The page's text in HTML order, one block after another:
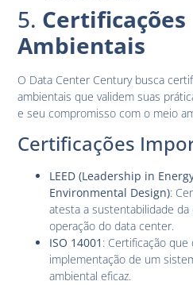
5. Certificações
Ambientais
O Data Center Century busca
ambientais que validem suas
e seu compromisso com o meio
Certificações
LEED (Leadership in
Environmental Design):
atesta a sustentabilidade
operação do data center.
ISO 14001 : Certificação
implementação de um
ambiental eficaz.